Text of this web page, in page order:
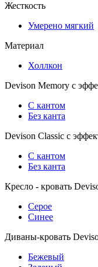
Жесткость
Умерено мягкий
Материал
Холлкон
Devison Memory с
С кантом
Без канта
Devison Classic с
С кантом
Без канта
Кресло - кровать
Серое
Синее
Диваны-кровать
Бежевый